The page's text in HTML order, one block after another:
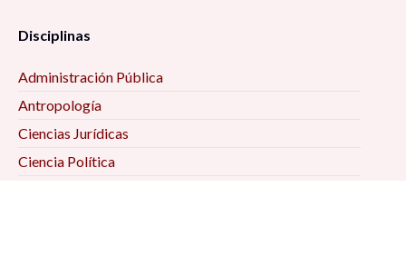
Disciplinas
Administración Pública
Antropología
Ciencias Jurídicas
Ciencia Política